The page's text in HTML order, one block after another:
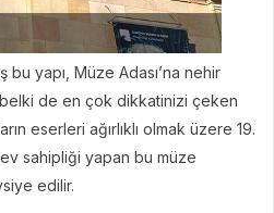
yapı, Müze Adası’na nehir
belki de en çok dikkatinizi çeken
eserleri ağırlıklı olmak üzere 19.
sahipliği yapan bu müze
edilir.